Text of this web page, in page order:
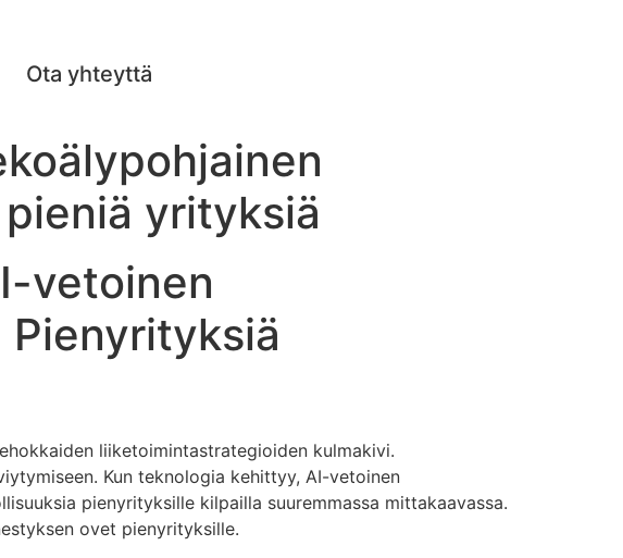
Ota yhteyttä
yrityksiä
vetoinen
liiketoimintastrategioiden kulmakivi.
Kun teknologia kehittyy, AI-vetoinen
pienyrityksille kilpailla suuremmassa mittakaavassa.
ovet pienyrityksille.